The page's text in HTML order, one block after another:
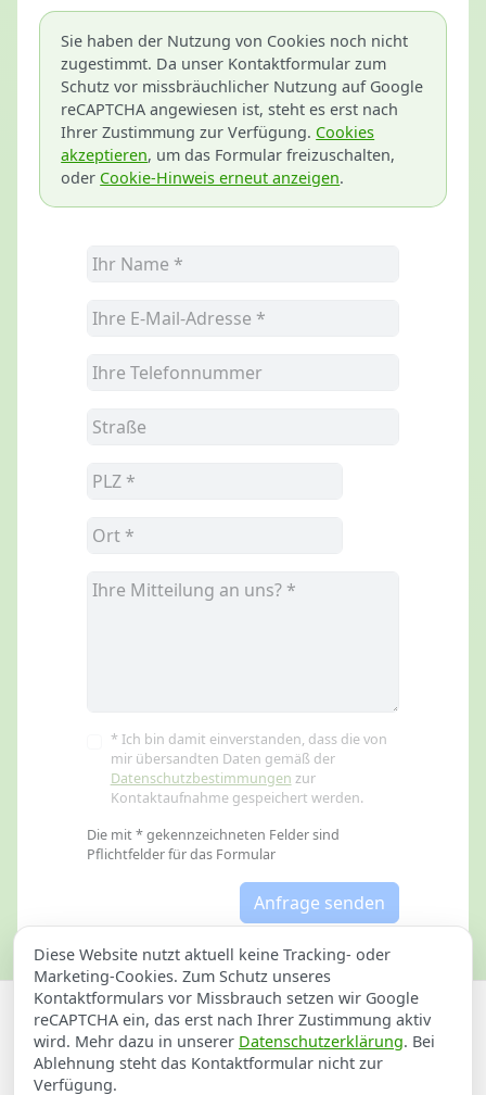
Sie haben der Nutzung von Cookies noch nicht
zugestimmt. Da unser Kontaktformular zum
Schutz vor missbräuchlicher Nutzung auf Google
reCAPTCHA angewiesen ist, steht es erst nach
Ihrer Zustimmung zur Verfügung. Cookies
akzeptieren, um das Formular freizuschalten,
oder Cookie-Hinweis erneut anzeigen.
* Ich bin damit einverstanden, dass die von
mir übersandten Daten gemäß der
Datenschutzbestimmungen zur
Kontaktaufnahme gespeichert werden.
Die mit * gekennzeichneten Felder sind
Pflichtfelder für das Formular
Anfrage senden
Datenschutzerklärung Impressum
DGUV-Prüfung in Homberg
Diese Website nutzt aktuell keine Tracking- oder
Marketing-Cookies. Zum Schutz unseres
Kontaktformulars vor Missbrauch setzen wir Google
reCAPTCHA ein, das erst nach Ihrer Zustimmung aktiv
wird. Mehr dazu in unserer Datenschutzerklärung. Bei
Ablehnung steht das Kontaktformular nicht zur
Verfügung.